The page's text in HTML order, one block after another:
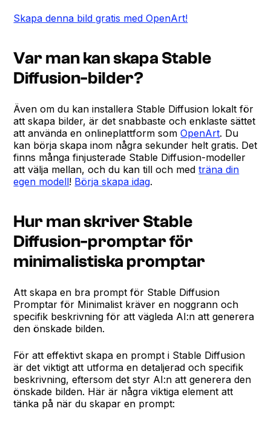
Skapa denna bild gratis med OpenArt!
Var man kan skapa Stable
Diffusion-bilder?
Även om du kan installera Stable Diffusion lokalt för
att skapa bilder, är det snabbaste och enklaste sättet
att använda en onlineplattform somOpenArt. Du
kan börja skapa inom några sekunder helt gratis. Det
finns många finjusterade Stable Diffusion-modeller
att välja mellan, och du kan till och medträna din
egen modell! Börja skapa idag.
Hur man skriver Stable
Diffusion-promptar för
minimalistiska promptar
Att skapa en bra prompt för Stable Diffusion
Promptar för Minimalist kräver en noggrann och
specifik beskrivning för att vägleda AI:n att generera
den önskade bilden.
För att effektivt skapa en prompt i Stable Diffusion
är det viktigt att utforma en detaljerad och specifik
beskrivning, eftersom det styr AI:n att generera den
önskade bilden. Här är några viktiga element att
tänka på när du skapar en prompt: